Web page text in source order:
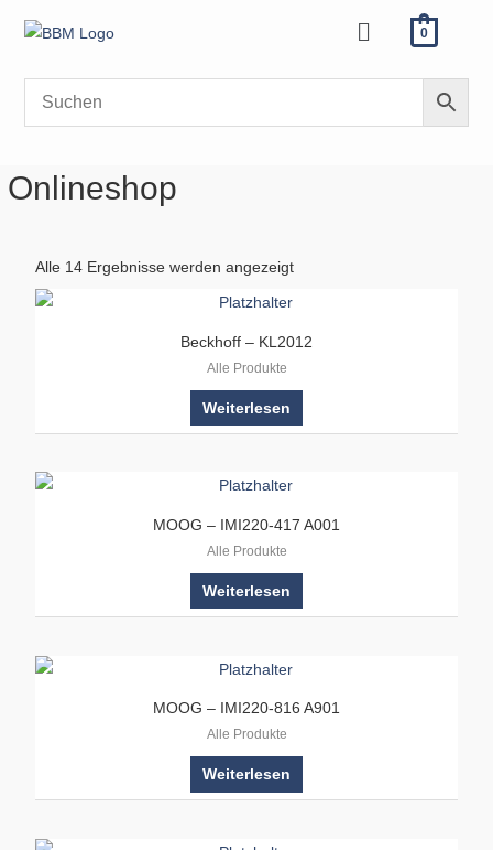
Inhalt
Menü 0
Onlineshop
Alle 14 Ergebnisse werden angezeigt
Beckhoff – KL2012
Alle Produkte
Weiterlesen
MOOG – IMI220-417 A001
Alle Produkte
Weiterlesen
MOOG – IMI220-816 A901
Alle Produkte
Weiterlesen